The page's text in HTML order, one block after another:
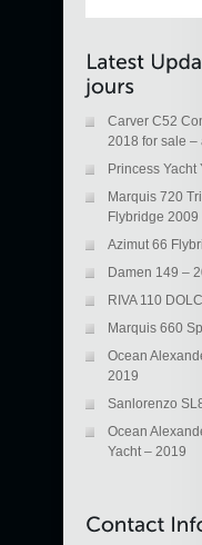
Carver C52
2018 for sale –
Princess Yacht
Marquis 720
Flybridge 2009
Azimut 66
Damen 149 –
RIVA 110
Marquis 660
Ocean
2019
Sanlorenzo
Ocean
Yacht – 2019